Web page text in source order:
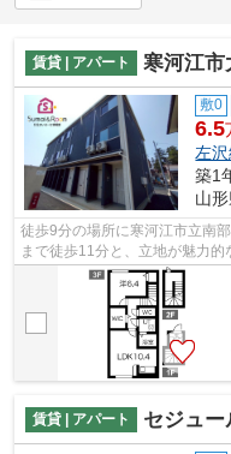
賃貸 | アパート 寒河江市
敷0
6.5
左
築1
山
徒歩9分の場所に寒河江市立南
まで徒歩11分と、立地が魅力
場付。より詳しい情報や内見の
賃貸 | アパート セジュー